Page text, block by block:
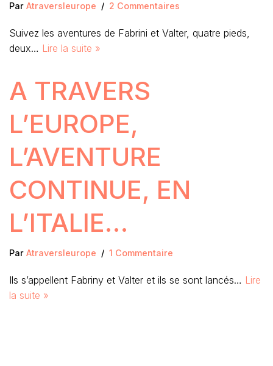
Par Atraversleurope 2 Commentaires
Suivez les aventures de Fabrini et Valter, quatre pieds,
deux… Lire la suite »
A TRAVERS
L’EUROPE,
L’AVENTURE
CONTINUE, EN
L’ITALIE…
Par Atraversleurope 1 Commentaire
Ils s’appellent Fabriny et Valter et ils se sont lancés… Lire
la suite »